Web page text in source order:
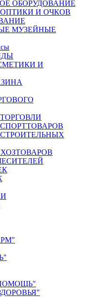
ОБОРУДОВАНИЕ
И ОЧКОВ
МУЗЕЙНЫЕ
И
ПОМОЩЬ"